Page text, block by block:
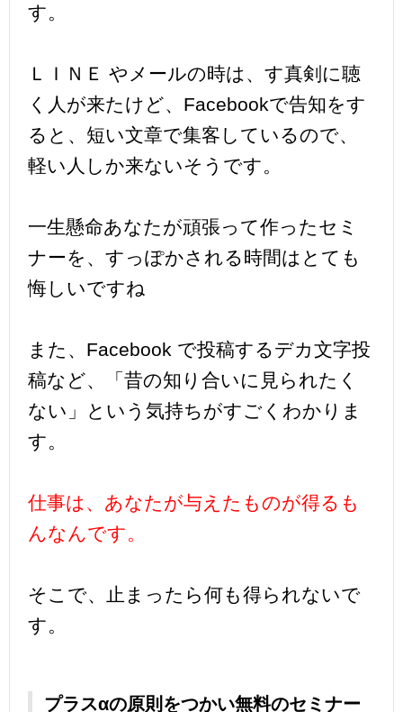
す。
ＬＩＮＥ やメールの時は、す真剣に聴
く人が来たけど、Facebookで告知をす
ると、短い文章で集客しているので、
軽い人しか来ないそうです。
一生懸命あなたが頑張って作ったセミ
ナーを、すっぽかされる時間はとても
悔しいですね
また、Facebook で投稿するデカ文字投
稿など、「昔の知り合いに見られたく
ない」という気持ちがすごくわかりま
す。
仕事は、あなたが与えたものが得るも
んなんです。
そこで、止まったら何も得られないで
す。
プラスαの原則をつかい無料のセミナー